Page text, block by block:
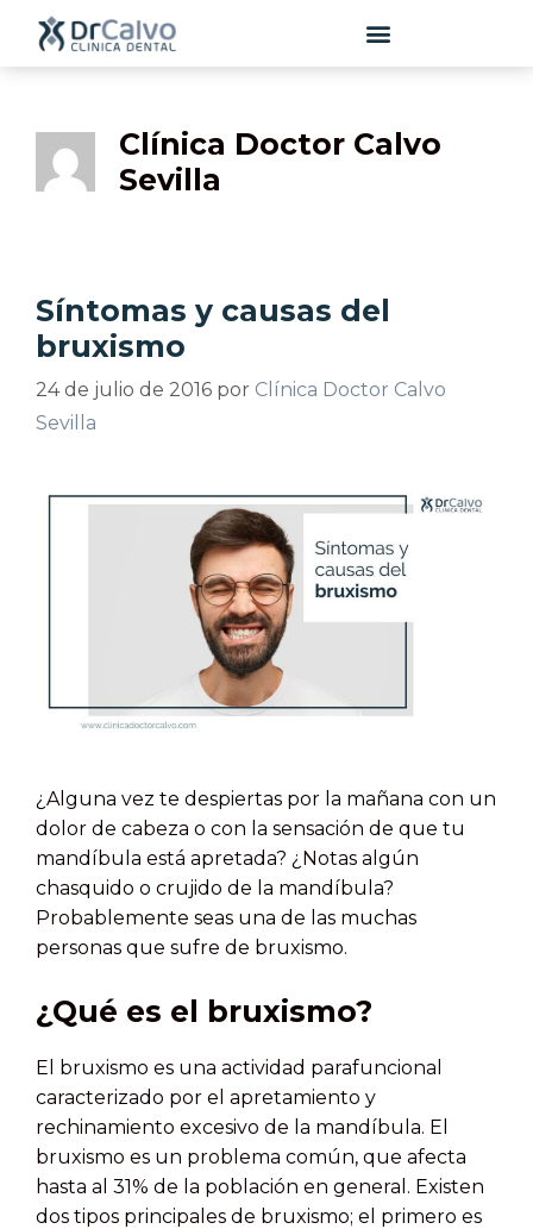
contenido
Clínica Doctor Calvo
Sevilla
Síntomas y causas del
bruxismo
24 de julio de 2016 por Clínica Doctor Calvo
Sevilla
¿Alguna vez te despiertas por la mañana con un
dolor de cabeza o con la sensación de que tu
mandíbula está apretada? ¿Notas algún
chasquido o crujido de la mandíbula?
Probablemente seas una de las muchas
personas que sufre de bruxismo.
¿Qué es el bruxismo?
El bruxismo es una actividad parafuncional
caracterizado por el apretamiento y
rechinamiento excesivo de la mandíbula. El
bruxismo es un problema común, que afecta
hasta al 31% de la población en general. Existen
dos tipos principales de bruxismo; el primero es